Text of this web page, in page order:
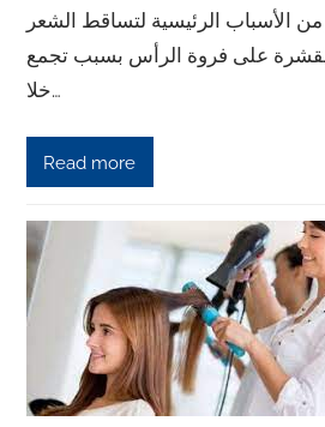
الأسباب الرئيسية لتساقط الشعر
على فروة الرأس بسبب تجمع
خلا…
Read more